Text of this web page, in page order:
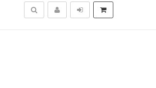
搜尋